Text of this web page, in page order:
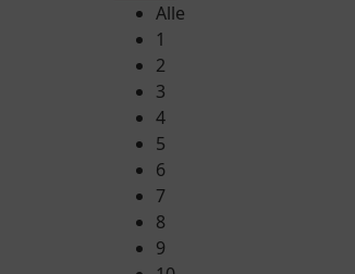
Alle
1
2
3
4
5
6
7
8
9